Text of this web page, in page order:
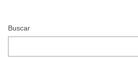
Buscar